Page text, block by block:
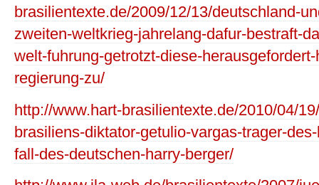
brasilientexte.de/2009/12/13/deutschland-
zweiten-weltkrieg-jahrelang-dafur-bestraft-
welt-fuhrung-getrotzt-diese-
regierung-zu/
http://www.hart-brasilientexte.de/2010/04/
brasiliens-diktator-getulio-vargas-trager-
fall-des-deutschen-harry-berger/